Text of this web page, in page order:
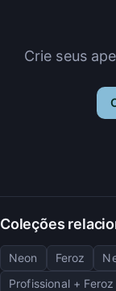
Crie seus
Coleções
Neon Feroz
Profissional + Feroz